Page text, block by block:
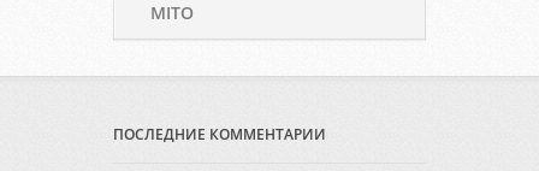
MITO
ПОСЛЕДНИЕ КОММЕНТАРИИ